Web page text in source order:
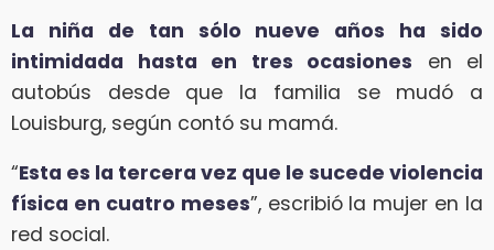
La niña de tan sólo nueve años ha sido
intimidada hasta en tres ocasiones en el
autobús desde que la familia se mudó a
Louisburg, según contó su mamá.
“Esta es la tercera vez que le sucede violencia
física en cuatro meses”, escribió la mujer en la
red social.